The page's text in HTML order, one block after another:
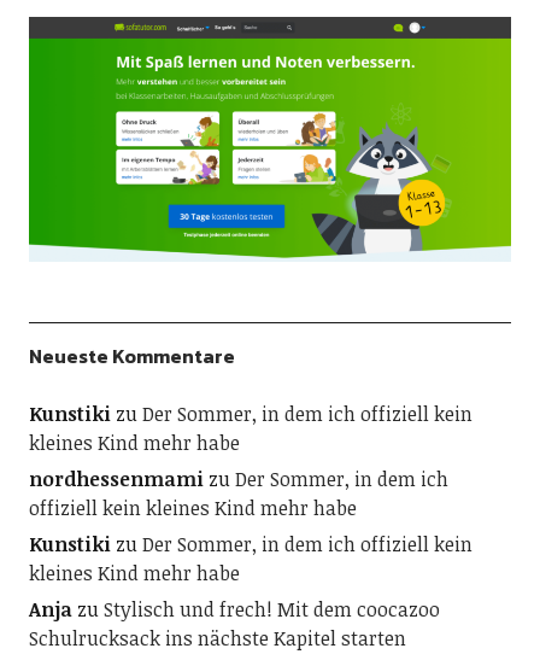
Neueste Kommentare
KunstikizuDer Sommer, in dem ich offiziell kein
kleines Kind mehr habe
nordhessenmamizuDer Sommer, in dem ich
offiziell kein kleines Kind mehr habe
KunstikizuDer Sommer, in dem ich offiziell kein
kleines Kind mehr habe
AnjazuStylisch und frech! Mit dem coocazoo
Schulrucksack ins nächste Kapitel starten